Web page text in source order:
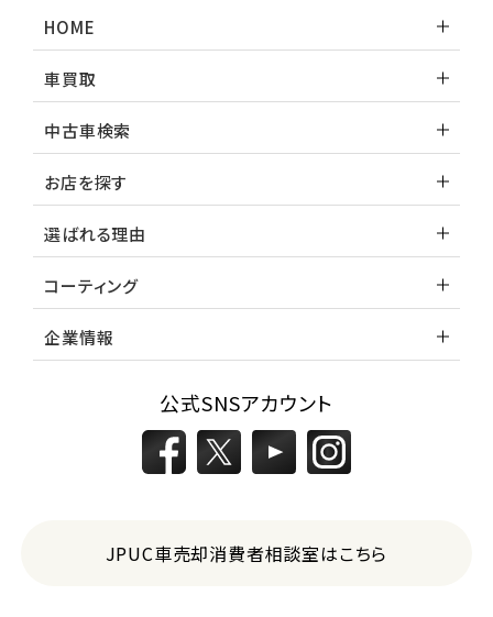
HOME
車買取
中古車検索
お店を探す
選ばれる理由
コーティング
企業情報
公式SNSアカウント
JPUC車売却消費者相談室はこちら